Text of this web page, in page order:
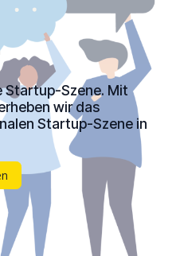
Startup-Szene. Mit
wir das
Startup-Szene in